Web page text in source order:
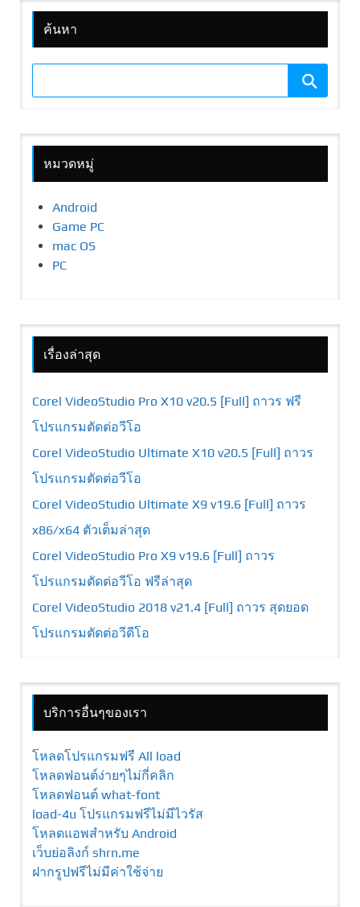
ค้นหา
หมวดหมู่
Android
Game PC
mac OS
PC
เรื่องล่าสุด
Corel VideoStudio Pro X10 v20.5 [Full] ถาวร ฟรี
โปรแกรมตัดต่อวีโอ
Corel VideoStudio Ultimate X10 v20.5 [Full] ถาวร
โปรแกรมตัดต่อวีโอ
Corel VideoStudio Ultimate X9 v19.6 [Full] ถาวร
x86/x64 ตัวเต็มล่าสุด
Corel VideoStudio Pro X9 v19.6 [Full] ถาวร
โปรแกรมตัดต่อวีโอ ฟรีล่าสุด
Corel VideoStudio 2018 v21.4 [Full] ถาวร สุดยอด
โปรแกรมตัดต่อวีดีโอ
บริการอื่นๆของเรา
โหลดโปรแกรมฟรี All load
โหลดฟอนต์ง่ายๆไม่กี่คลิก
โหลดฟอนต์ what-font
load-4u โปรแกรมฟรีไม่มีไวรัส
โหลดแอพสำหรับ Android
เว็บย่อลิงก์ shrn.me
ฝากรูปฟรีไม่มีค่าใช้จ่าย